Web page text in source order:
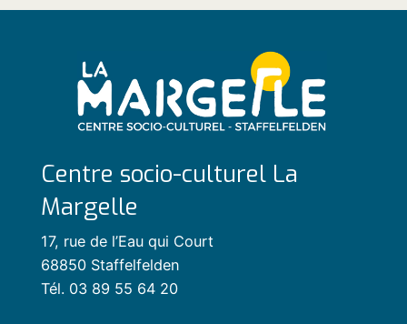
Centre socio-culturel La
Margelle
17, rue de l’Eau qui Court
68850 Staffelfelden
Tél. 03 89 55 64 20